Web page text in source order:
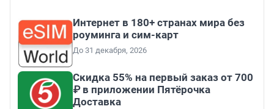
Интернет в 180+ странах мира без
роуминга и сим-карт
До 31 декабря, 2026
Скидка 55% на первый заказ от 700
₽ в приложении Пятёрочка
Доставка